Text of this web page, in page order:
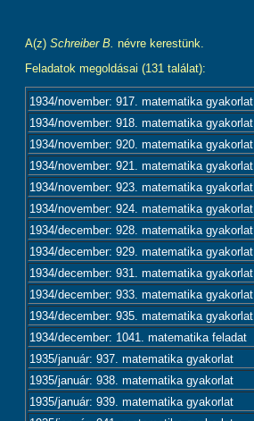
A(z) Schreiber B. névre kerestünk.
Feladatok megoldásai (131 találat):
1934/november: 917. matematika gyakorlat
1934/november: 918. matematika gyakorlat
1934/november: 920. matematika gyakorlat
1934/november: 921. matematika gyakorlat
1934/november: 923. matematika gyakorlat
1934/november: 924. matematika gyakorlat
1934/december: 928. matematika gyakorlat
1934/december: 929. matematika gyakorlat
1934/december: 931. matematika gyakorlat
1934/december: 933. matematika gyakorlat
1934/december: 935. matematika gyakorlat
1934/december: 1041. matematika feladat
1935/január: 937. matematika gyakorlat
1935/január: 938. matematika gyakorlat
1935/január: 939. matematika gyakorlat